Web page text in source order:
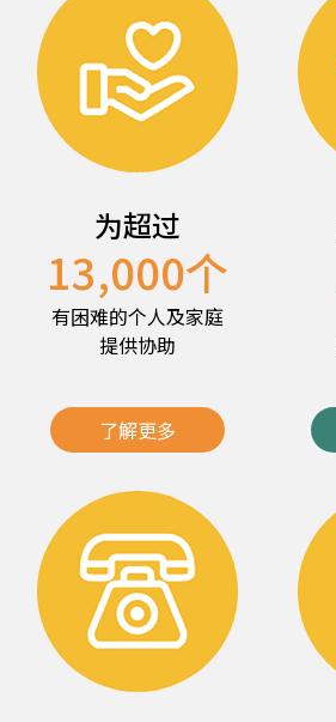
为超过
13,000个
有困难的个人及家庭
提供协助
了解更多